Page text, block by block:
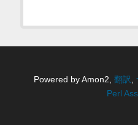
Powered by Amon2, 翻訳
Perl